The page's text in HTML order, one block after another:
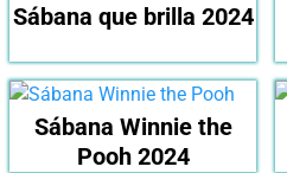
Sábana que brilla 2024
Sábana Winnie the
Pooh 2024